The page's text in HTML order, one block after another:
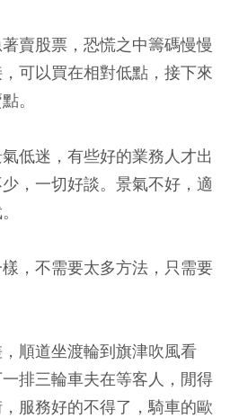
賣股票，恐慌之中籌碼慢慢
可以買在相對低點，接下來
。
低迷，有些好的業務人才出
，一切好談。景氣不好，適
，不需要太多方法，只需要
順道坐渡輪到旗津吹風看
排三輪車夫在等客人，閒得
服務好的不得了，騎車的歐